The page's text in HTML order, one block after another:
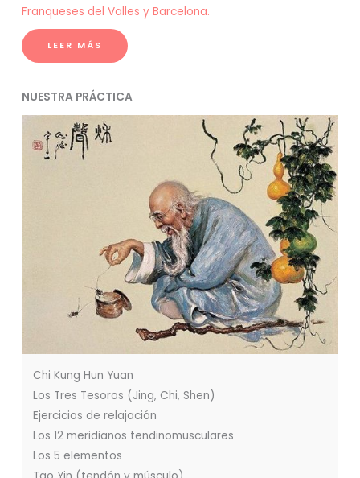
Franqueses del Valles y Barcelona.
LEER MÁS
NUESTRA PRÁCTICA
Chi Kung Hun Yuan
Los Tres Tesoros (Jing, Chi, Shen)
Ejercicios de relajación
Los 12 meridianos tendinomusculares
Los 5 elementos